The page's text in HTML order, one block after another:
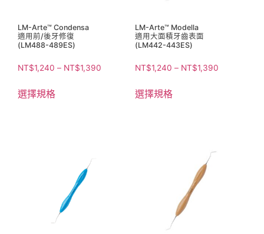
LM-Arte™ Condensa
適用前/後牙修復
(LM488-489ES)
NT$1,240 – NT$1,390
選擇規格
LM-Arte™ Modella
適用大面積牙齒表面
(LM442-443ES)
NT$1,240 – NT$1,390
選擇規格